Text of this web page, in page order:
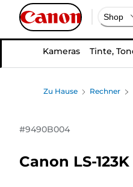
Shop
Kameras Tinte,
Zu Hause Rechner
#9490B004
Canon LS-